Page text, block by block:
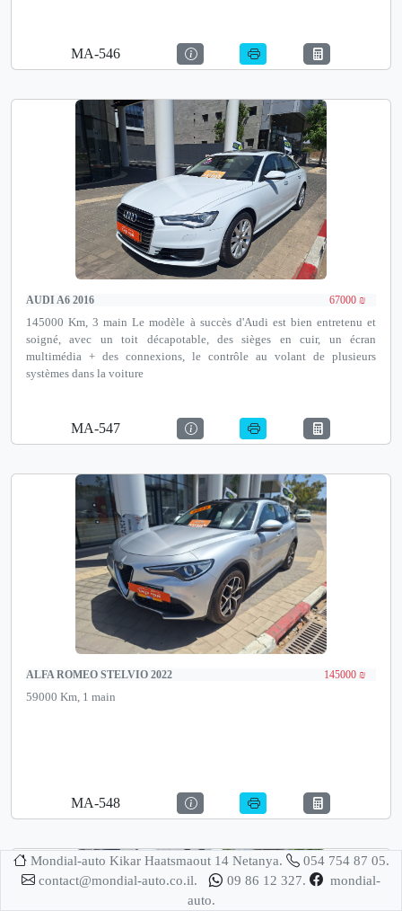
MA-546
AUDI A6 2016 67000 ₪
145000 Km, 3 main Le modèle à succès d'Audi est bien entretenu et
soigné, avec un toit décapotable, des sièges en cuir, un écran
multimédia + des connexions, le contrôle au volant de plusieurs
systèmes dans la voiture
MA-547
ALFA ROMEO STELVIO 2022 145000 ₪
59000 Km, 1 main
MA-548
Mondial-auto Kikar Haatsmaout 14 Netanya.
054 754 87 05.
contact@mondial-auto.co.il.
09 86 12 327.
mondial-
auto.